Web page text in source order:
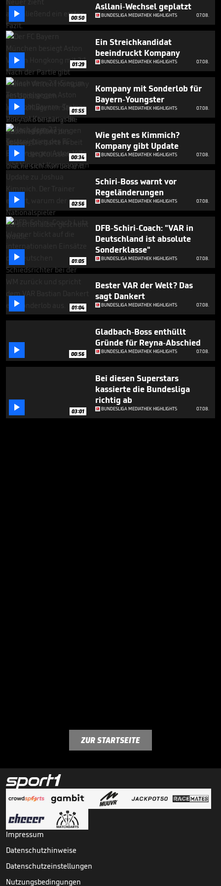
 00:50
Asllani-Wechsel geplatzt
BUNDESLIGA MEDIATHEK HIGHLIGHTS 07.08.
 01:29
Ein Streichkandidat
beeindruckt Kompany
BUNDESLIGA MEDIATHEK HIGHLIGHTS 07.08.
 01:55
Kompany mit Sonderlob für
Bayern-Youngster
BUNDESLIGA MEDIATHEK HIGHLIGHTS 07.08.
 00:34
Wie geht es Kimmich?
Kompany gibt Update
BUNDESLIGA MEDIATHEK HIGHLIGHTS 07.08.
 02:56
Schiri-Boss warnt vor
Regeländerungen
BUNDESLIGA MEDIATHEK HIGHLIGHTS 07.08.
 01:05
DFB-Schiri-Coach: "VAR in
Deutschland ist absolute
Sonderklasse"
BUNDESLIGA MEDIATHEK HIGHLIGHTS 07.08.
 01:04
Bester VAR der Welt? Das
sagt Dankert
BUNDESLIGA MEDIATHEK HIGHLIGHTS 07.08.
 00:56
Gladbach-Boss enthüllt
Gründe für Reyna-Abschied
BUNDESLIGA MEDIATHEK HIGHLIGHTS 07.08.
 03:01
Bei diesen Superstars
kassierte die Bundesliga
richtig ab
BUNDESLIGA MEDIATHEK HIGHLIGHTS 07.08.
ZUR STARTSEITE
Impressum
Datenschutzhinweise
Datenschutzeinstellungen
Nutzungsbedingungen